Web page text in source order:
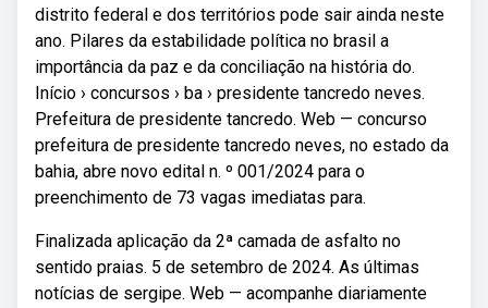
distrito federal e dos territórios pode sair ainda neste
ano. Pilares da estabilidade política no brasil a
importância da paz e da conciliação na história do.
Início › concursos › ba › presidente tancredo neves.
Prefeitura de presidente tancredo. Web — concurso
prefeitura de presidente tancredo neves, no estado da
bahia, abre novo edital n. º 001/2024 para o
preenchimento de 73 vagas imediatas para.
Finalizada aplicação da 2ª camada de asfalto no
sentido praias. 5 de setembro de 2024. As últimas
notícias de sergipe. Web — acompanhe diariamente